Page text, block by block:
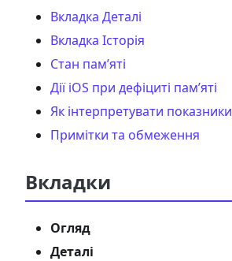
Вкладка Деталі
Вкладка Історія
Стан пам’яті
Дії iOS при дефіциті пам’яті
Як інтерпретувати показники
Примітки та обмеження
Вкладки
Огляд
Деталі